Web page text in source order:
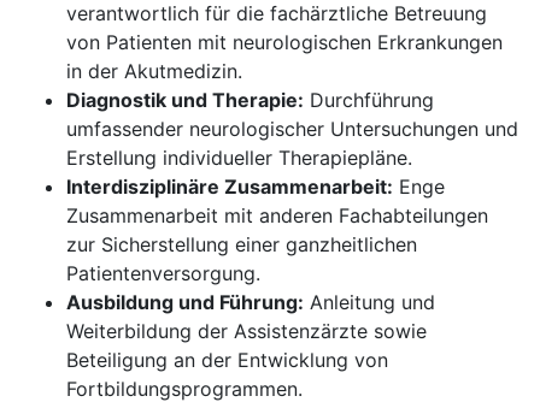
verantwortlich für die fachärztliche Betreuung
von Patienten mit neurologischen Erkrankungen
in der Akutmedizin.
Diagnostik und Therapie: Durchführung
umfassender neurologischer Untersuchungen und
Erstellung individueller Therapiepläne.
Interdisziplinäre Zusammenarbeit: Enge
Zusammenarbeit mit anderen Fachabteilungen
zur Sicherstellung einer ganzheitlichen
Patientenversorgung.
Ausbildung und Führung: Anleitung und
Weiterbildung der Assistenzärzte sowie
Beteiligung an der Entwicklung von
Fortbildungsprogrammen.